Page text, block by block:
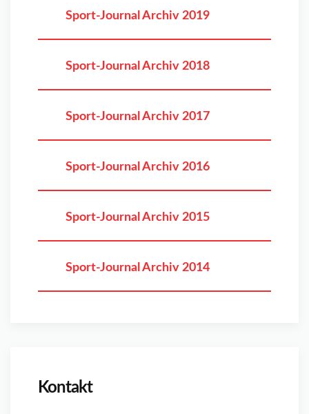
Sport-Journal Archiv 2019
Sport-Journal Archiv 2018
Sport-Journal Archiv 2017
Sport-Journal Archiv 2016
Sport-Journal Archiv 2015
Sport-Journal Archiv 2014
Kontakt